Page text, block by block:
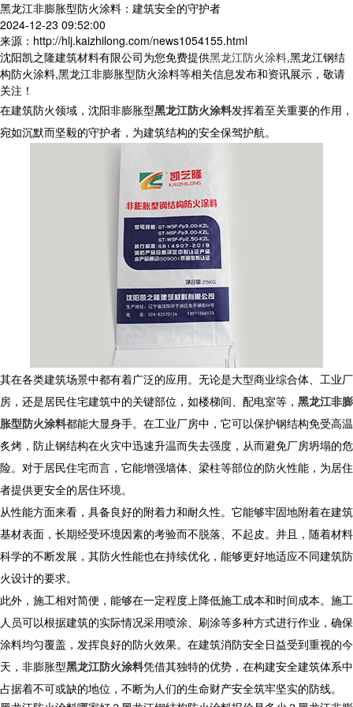
黑龙江非膨胀型防火涂料：建筑安全的守护者
2024-12-23 09:52:00
来源：http://hlj.kaizhilong.com/news1054155.html
沈阳凯之隆建筑材料有限公司为您免费提供黑龙江防火涂料,黑龙江钢结
构防火涂料,黑龙江非膨胀型防火涂料等相关信息发布和资讯展示，敬请
关注！
在建筑防火领域，沈阳非膨胀型黑龙江防火涂料发挥着至关重要的作用，
宛如沉默而坚毅的守护者，为建筑结构的安全保驾护航。
其在各类建筑场景中都有着广泛的应用。无论是大型商业综合体、工业厂
房，还是居民住宅建筑中的关键部位，如楼梯间、配电室等， 黑龙江非膨
胀型防火涂料都能大显身手。在工业厂房中，它可以保护钢结构免受高温
炙烤，防止钢结构在火灾中迅速升温而失去强度，从而避免厂房坍塌的危
险。对于居民住宅而言，它能增强墙体、梁柱等部位的防火性能，为居住
者提供更安全的居住环境。
从性能方面来看，具备良好的附着力和耐久性。它能够牢固地附着在建筑
基材表面，长期经受环境因素的考验而不脱落、不起皮。并且，随着材料
科学的不断发展，其防火性能也在持续优化，能够更好地适应不同建筑防
火设计的要求。
此外，施工相对简便，能够在一定程度上降低施工成本和时间成本。施工
人员可以根据建筑的实际情况采用喷涂、刷涂等多种方式进行作业，确保
涂料均匀覆盖，发挥良好的防火效果。在建筑消防安全日益受到重视的今
天，非膨胀型黑龙江防火涂料凭借其独特的优势，在构建安全建筑体系中
占据着不可或缺的地位，不断为人们的生命财产安全筑牢坚实的防线。